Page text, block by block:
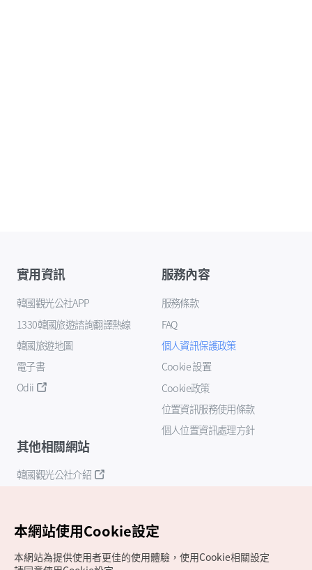
實用資訊
韓國觀光公社APP
1330韓國旅遊諮詢翻譯熱線
韓國旅遊地圖
電子書
Odii
服務內容
服務條款
FAQ
個人資訊保護政策
Cookie 設置
Cookie政策
位置資訊服務使用條款
個人位置資訊處理方針
其他相關網站
韓國觀光公社介紹
本網站使用Cookie設定
本網站為提供使用者更佳的使用體驗，使用Cookie相關設定